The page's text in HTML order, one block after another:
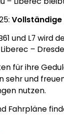
Vollständige
und L7
–
für ihre
sehr und
nutzen.
Fahrpläne